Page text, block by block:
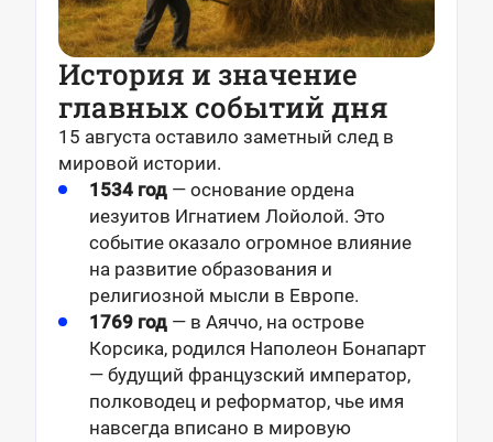
История и значение
главных событий дня
15 августа оставило заметный след в
мировой истории.
1534 год — основание ордена
иезуитов Игнатием Лойолой. Это
событие оказало огромное влияние
на развитие образования и
религиозной мысли в Европе.
1769 год — в Аяччо, на острове
Корсика, родился Наполеон Бонапарт
— будущий французский император,
полководец и реформатор, чье имя
навсегда вписано в мировую